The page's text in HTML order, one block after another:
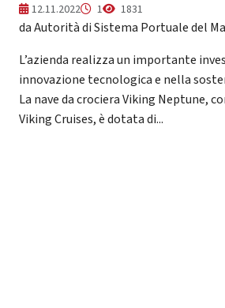
12.11.2022 1 1831
da Autorità di Sistema Portuale del
L’azienda realizza un importante
innovazione tecnologica e nella
La nave da crociera Viking Neptune,
Viking Cruises, è dotata di...